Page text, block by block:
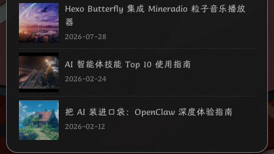
Hexo Butterfly 集成 Mineradio 粒子音乐播放
器
2026-07-28
AI 智能体技能 Top 10 使用指南
2026-02-24
把 AI 装进口袋：OpenClaw 深度体验指南
2026-02-12